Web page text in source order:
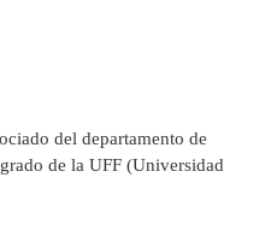
del departamento de
de la UFF (Universidad